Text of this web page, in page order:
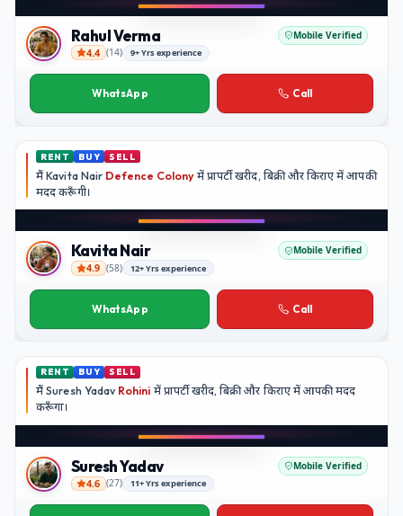
Rahul Verma
Rahul Verma Mobile Verified
4.4 (14) 9+ Yrs experience
WhatsApp Call
RENT BUY SELL
मैंKavita Nair Defence Colonyमें प्रापर्टी खरीद, बिक्री और किराए में आपकी
मददकरूँगी।
Kavita Nair
Kavita Nair Mobile Verified
4.9 (58) 12+ Yrs experience
WhatsApp Call
RENT BUY SELL
मैंSuresh Yadav Rohini में प्रापर्टी खरीद, बिक्री और किराए में आपकी मदद
करूँगा।
Suresh Yadav
Suresh Yadav Mobile Verified
4.6 (27) 11+ Yrs experience